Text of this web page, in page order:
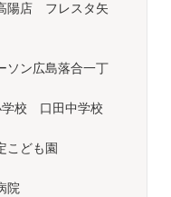
陽店 フレスタ矢
ン広島落合一丁
学校 口田中学校
こども園
院